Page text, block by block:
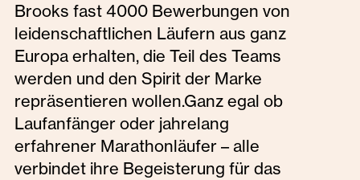
Brooks fast 4000 Bewerbungen von
leidenschaftlichen Läufern aus ganz
Europa erhalten, die Teil des Teams
werden und den Spirit der Marke
repräsentieren wollen.Ganz egal ob
Laufanfänger oder jahrelang
erfahrener Marathonläufer – alle
verbindet ihre Begeisterung für das